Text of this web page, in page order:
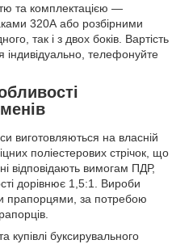
та комплектацією —
320А або розбірними
так і з двох боків. Вартість
індивідуально, телефонуйте
виготовляються на власній
поліестерових стрічок, що
відповідають вимогам ПДР,
дорівнює 1,5:1. Вироби
прапорцями, за потребою
купівлі буксирувального